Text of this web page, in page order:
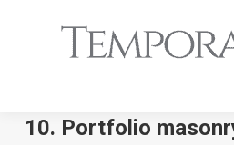
10. Portfolio